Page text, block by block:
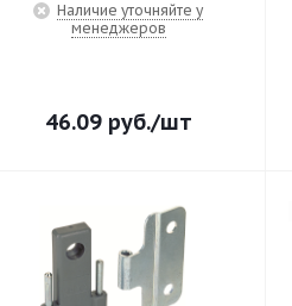
Наличие уточняйте у
менеджеров
46.09руб./шт